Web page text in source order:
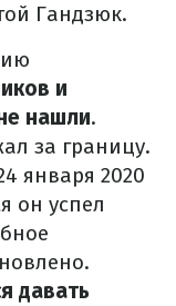
Гандзюк.
и
нашли.
за границу.
января 2020
он успел
давать